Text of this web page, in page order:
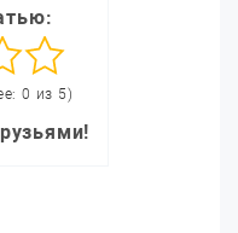
0 из 5)